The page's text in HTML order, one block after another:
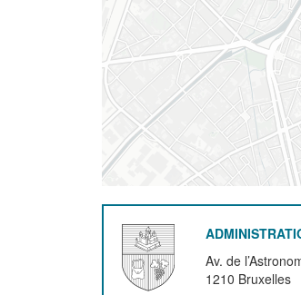
Av. de
1210 Bruxelles